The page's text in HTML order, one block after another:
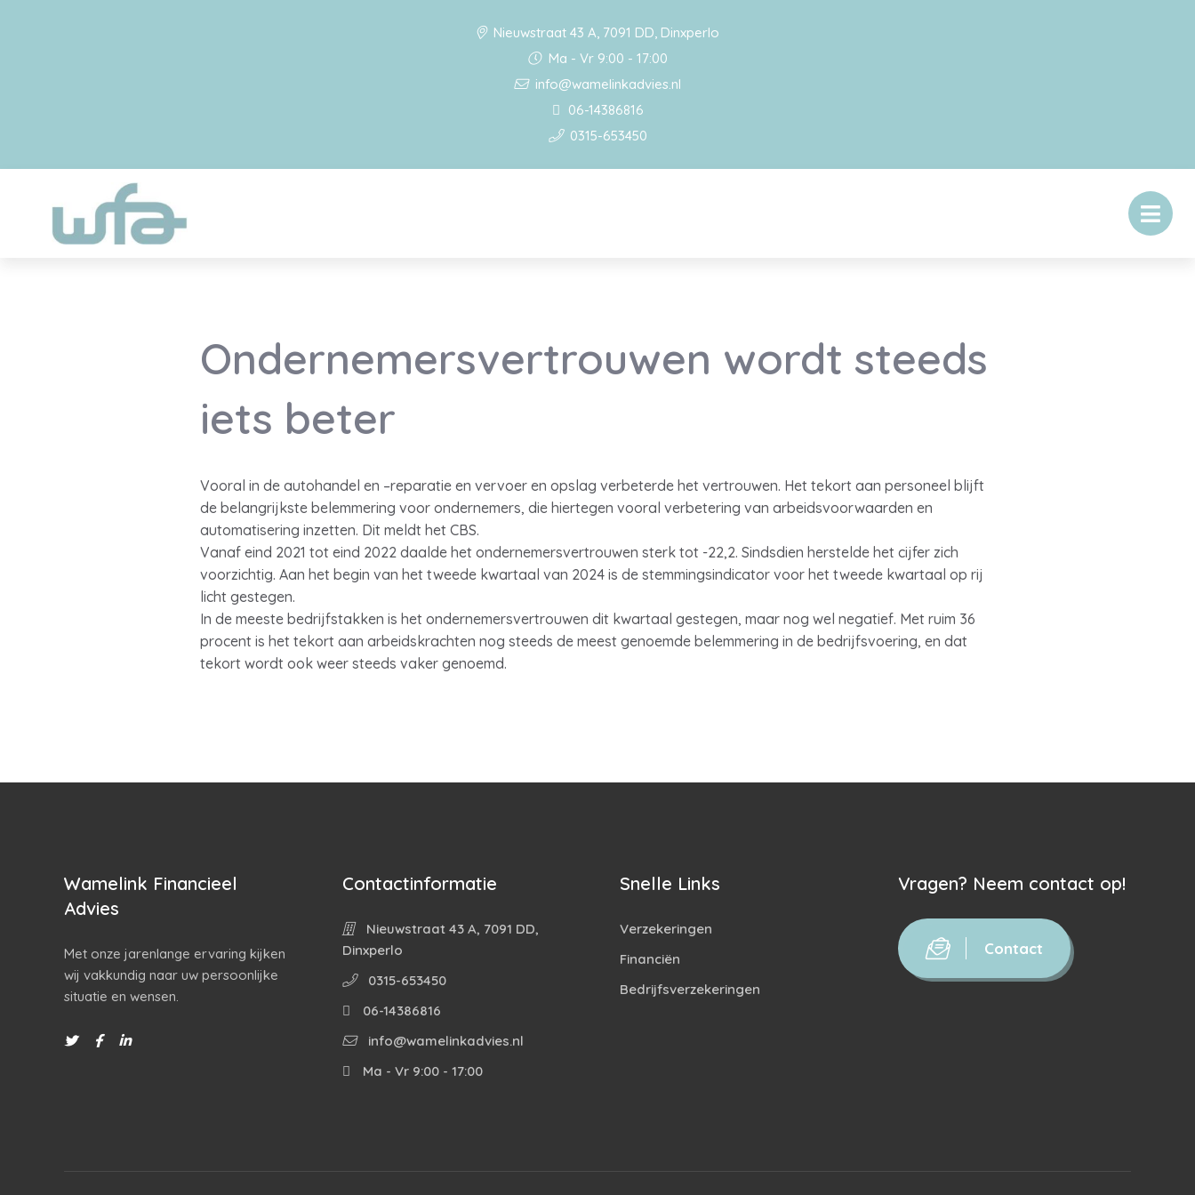
Nieuwstraat 43 A, 7091 DD, Dinxperlo
Ma - Vr 9:00 - 17:00
info@wamelinkadvies.nl
06-14386816
0315-653450
Ondernemersvertrouwen wordt steeds
iets beter
Vooral in de autohandel en –reparatie en vervoer en opslag verbeterde het vertrouwen. Het tekort aan personeel blijft
de belangrijkste belemmering voor ondernemers, die hiertegen vooral verbetering van arbeidsvoorwaarden en
automatisering inzetten. Dit meldt het CBS.
Vanaf eind 2021 tot eind 2022 daalde het ondernemersvertrouwen sterk tot -22,2. Sindsdien herstelde het cijfer zich
voorzichtig. Aan het begin van het tweede kwartaal van 2024 is de stemmingsindicator voor het tweede kwartaal op rij
licht gestegen.
In de meeste bedrijfstakken is het ondernemersvertrouwen dit kwartaal gestegen, maar nog wel negatief. Met ruim 36
procent is het tekort aan arbeidskrachten nog steeds de meest genoemde belemmering in de bedrijfsvoering, en dat
tekort wordt ook weer steeds vaker genoemd.
Wamelink Financieel
Advies
Met onze jarenlange ervaring kijken
wij vakkundig naar uw persoonlijke
situatie en wensen.
Contactinformatie
Nieuwstraat 43 A, 7091 DD,
Dinxperlo
0315-653450
06-14386816
info@wamelinkadvies.nl
Ma - Vr 9:00 - 17:00
Snelle Links
Verzekeringen
Financiën
Bedrijfsverzekeringen
Vragen? Neem contact op!
Contact